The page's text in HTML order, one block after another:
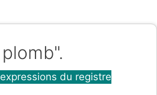
du registre